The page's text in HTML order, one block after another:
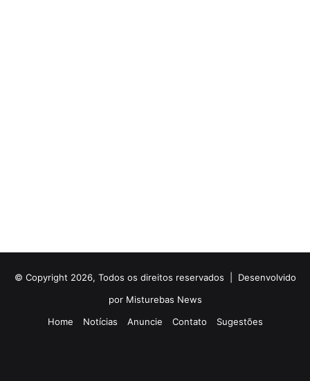
© Copyright 2026, Todos os direitos reservados | Desenvolvido
por Misturebas News
Home
Notícias Anuncie Contato Sugestões